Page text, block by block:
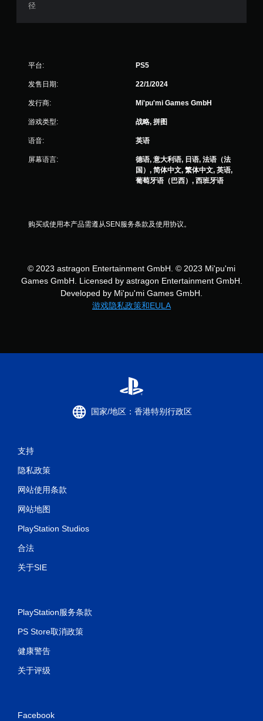
扳
径
平台: PS5
发售日期: 22/1/2024
发行商: Mi'pu'mi Games GmbH
游戏类型: 战略, 拼图
语音: 英语
屏幕语言:
德语, 意大利语, 日语, 法语（法
国）, 简体中文, 繁体中文, 英语,
葡萄牙语（巴西）, 西班牙语
购买或使用本产品需遵从SEN服务条款及使用协议。
© 2023 astragon Entertainment GmbH. © 2023 Mi'pu'mi
Games GmbH. Licensed by astragon Entertainment GmbH.
Developed by Mi'pu'mi Games GmbH.
游戏隐私政策和EULA
国家/地区：香港特别行政区
支持
隐私政策
网站使用条款
网站地图
PlayStation Studios
合法
关于SIE
PlayStation服务条款
PS Store取消政策
健康警告
关于评级
Facebook